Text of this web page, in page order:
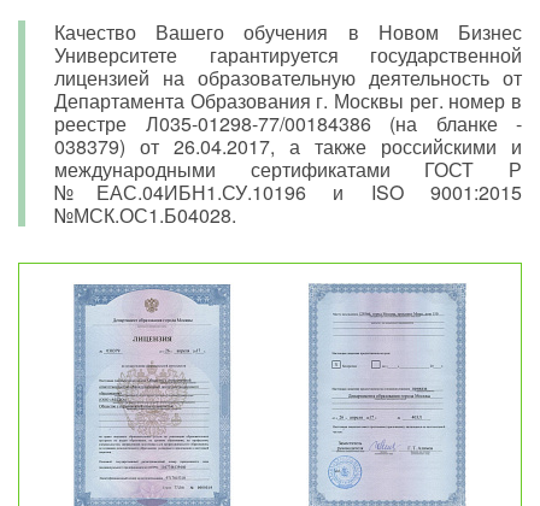
Качество Вашего обучения в Новом Бизнес
Университете гарантируется государственной
лицензией на образовательную деятельность от
Департамента Образования г. Москвы рег. номер в
реестре Л035-01298-77/00184386 (на бланке -
038379) от 26.04.2017, а также российскими и
международными сертификатами ГОСТ Р
№ЕАС.04ИБН1.СУ.10196 и ISO 9001:2015
№МСК.ОС1.Б04028.